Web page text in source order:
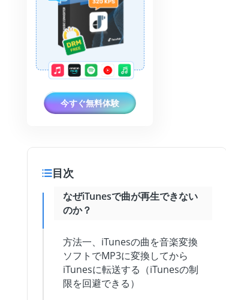
今すぐ無料体験
目次
なぜiTunesで曲が再生できない
のか？
方法一、iTunesの曲を音楽変換
ソフトでMP3に変換してから
iTunesに転送する（iTunesの制
限を回避できる）